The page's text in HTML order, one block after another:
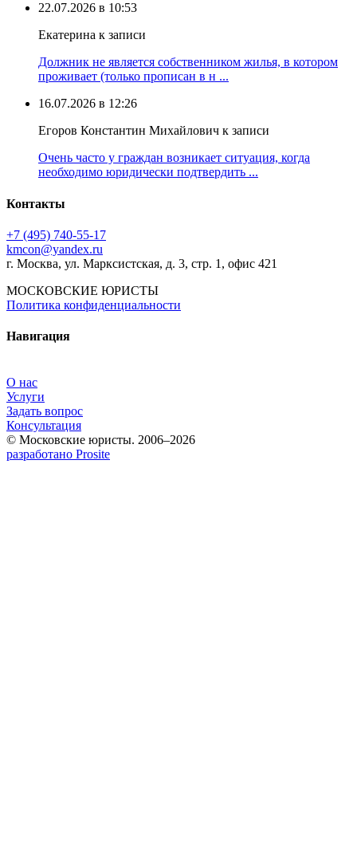
22.07.2026 в 10:53
Екатерина к записи
Должник не является собственником жилья, в котором
проживает (только прописан в н ...
16.07.2026 в 12:26
Егоров Константин Михайлович к записи
Очень часто у граждан возникает ситуация, когда
необходимо юридически подтвердить ...
Контакты
+7 (495) 740‑55‑17
kmcon@yandex.ru
г. Москва, ул. Марксистская, д. 3, стр. 1, офис 421
МОСКОВСКИЕ ЮРИСТЫ
Политика конфиденциальности
Навигация
О нас
Услуги
Задать вопрос
Консультация
© Московские юристы. 2006–2026
разработано Prosite